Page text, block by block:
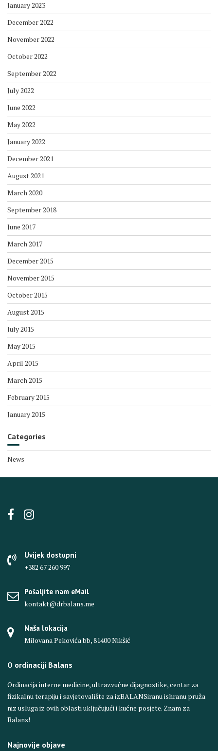
January 2023
December 2022
November 2022
October 2022
September 2022
July 2022
June 2022
May 2022
January 2022
December 2021
August 2021
March 2020
September 2018
June 2017
March 2017
December 2015
November 2015
October 2015
August 2015
July 2015
May 2015
April 2015
March 2015
February 2015
January 2015
Categories
News
Uvijek dostupni
+382 67 260 997
Pošaljite nam eMail
kontakt@drbalans.me
Naša lokacija
Milovana Pekovića bb, 81400 Nikšić
O ordinaciji Balans
Ordinacija interne medicine, ultrazvučne dijagnostike, centar za
fizikalnu terapiju i savjetovalište za izBALANSiranu ishranu pruža
niz usluga iz ovih oblasti uključujući i kućne posjete. Znam za
Balans!
Najnovije objave